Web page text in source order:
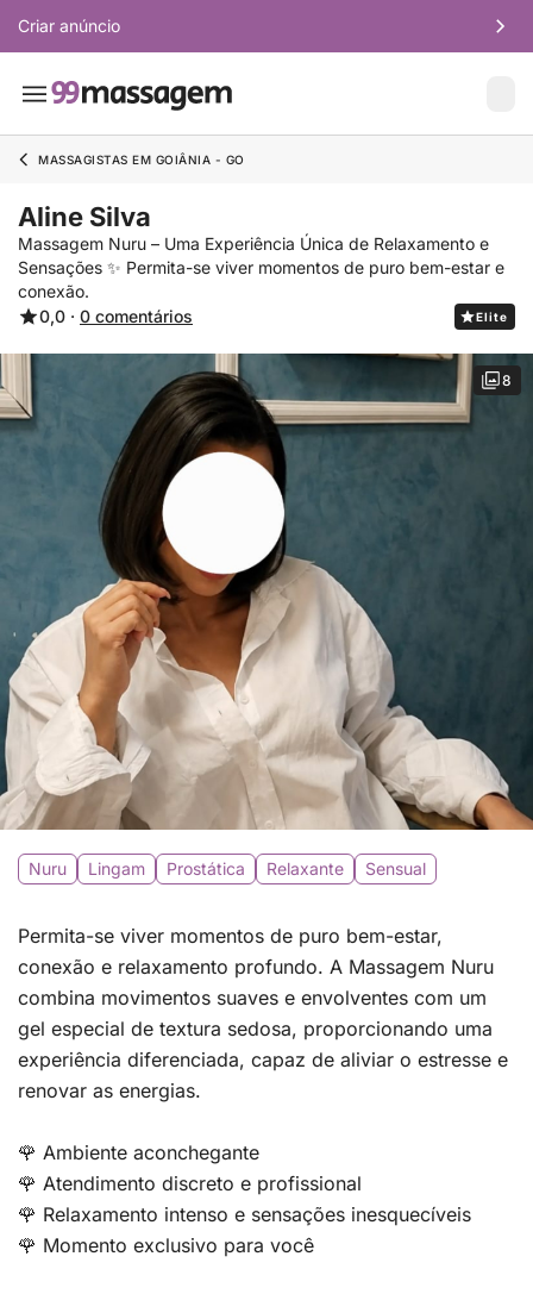
Criar anúncio
MASSAGISTAS EM GOIÂNIA - GO
Aline Silva
Massagem Nuru – Uma Experiência Única de Relaxamento e
Sensações ✨ Permita-se viver momentos de puro bem-estar e
conexão.
0,0 · 0 comentários Elite
8
Nuru Lingam Prostática Relaxante Sensual
Permita-se viver momentos de puro bem-estar,
conexão e relaxamento profundo. A Massagem Nuru
combina movimentos suaves e envolventes com um
gel especial de textura sedosa, proporcionando uma
experiência diferenciada, capaz de aliviar o estresse e
renovar as energias.
🌹 Ambiente aconchegante
🌹 Atendimento discreto e profissional
🌹 Relaxamento intenso e sensações inesquecíveis
🌹 Momento exclusivo para você